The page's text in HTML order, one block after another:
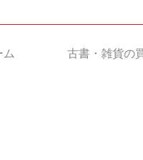
ム 古書・雑貨の